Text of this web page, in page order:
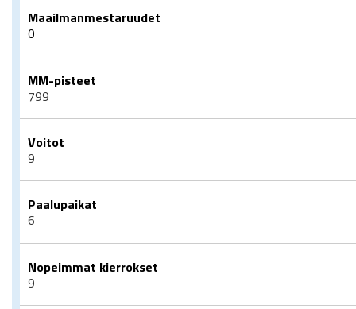
Maailmanmestaruudet
0
MM-pisteet
799
Voitot
9
Paalupaikat
6
Nopeimmat kierrokset
9